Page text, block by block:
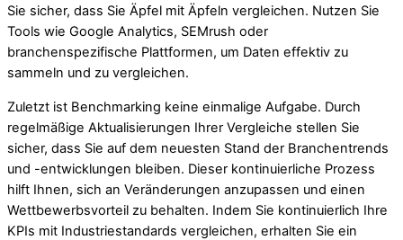
Sie sicher, dass Sie Äpfel mit Äpfeln vergleichen. Nutzen Sie
Tools wie Google Analytics, SEMrush oder
branchenspezifische Plattformen, um Daten effektiv zu
sammeln und zu vergleichen.
Zuletzt ist Benchmarking keine einmalige Aufgabe. Durch
regelmäßige Aktualisierungen Ihrer Vergleiche stellen Sie
sicher, dass Sie auf dem neuesten Stand der Branchentrends
und -entwicklungen bleiben. Dieser kontinuierliche Prozess
hilft Ihnen, sich an Veränderungen anzupassen und einen
Wettbewerbsvorteil zu behalten. Indem Sie kontinuierlich Ihre
KPIs mit Industriestandards vergleichen, erhalten Sie ein